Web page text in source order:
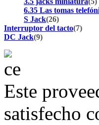
6.35 Las tomas
S Jack(26)
Interruptor del tacto(7)
DC Jack(9)
Este
satisfecho